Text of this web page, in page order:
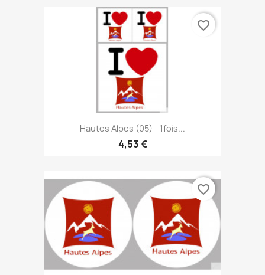
Hautes Alpes (05) - 1fois...
4,53 €
favorite_border
favorite_border